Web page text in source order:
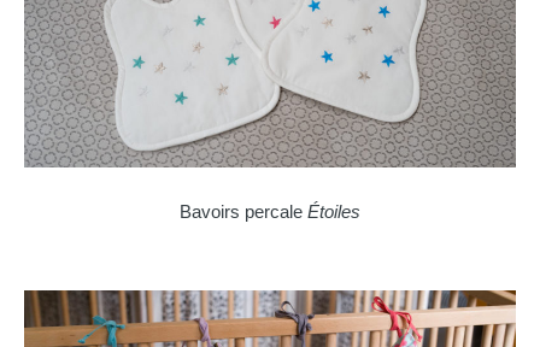
Bavoirs percale Étoiles